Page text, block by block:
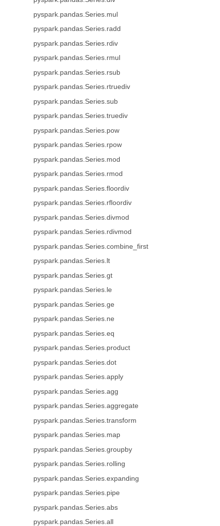
pyspark.pandas.Series.mul
pyspark.pandas.Series.radd
pyspark.pandas.Series.rdiv
pyspark.pandas.Series.rmul
pyspark.pandas.Series.rsub
pyspark.pandas.Series.rtruediv
pyspark.pandas.Series.sub
pyspark.pandas.Series.truediv
pyspark.pandas.Series.pow
pyspark.pandas.Series.rpow
pyspark.pandas.Series.mod
pyspark.pandas.Series.rmod
pyspark.pandas.Series.floordiv
pyspark.pandas.Series.rfloordiv
pyspark.pandas.Series.divmod
pyspark.pandas.Series.rdivmod
pyspark.pandas.Series.combine_first
pyspark.pandas.Series.lt
pyspark.pandas.Series.gt
pyspark.pandas.Series.le
pyspark.pandas.Series.ge
pyspark.pandas.Series.ne
pyspark.pandas.Series.eq
pyspark.pandas.Series.product
pyspark.pandas.Series.dot
pyspark.pandas.Series.apply
pyspark.pandas.Series.agg
pyspark.pandas.Series.aggregate
pyspark.pandas.Series.transform
pyspark.pandas.Series.map
pyspark.pandas.Series.groupby
pyspark.pandas.Series.rolling
pyspark.pandas.Series.expanding
pyspark.pandas.Series.pipe
pyspark.pandas.Series.abs
pyspark.pandas.Series.all